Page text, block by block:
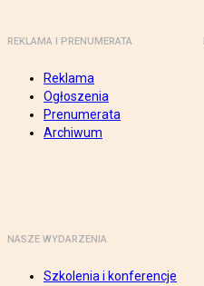
REKLAMA I PRENUMERATA
Reklama
Ogłoszenia
Prenumerata
Archiwum
NASZE WYDARZENIA
Szkolenia i konferencje